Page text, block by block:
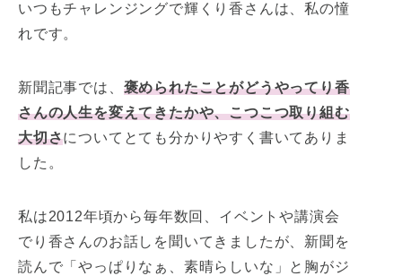
いつもチャレンジングで輝くり香さんは、私の憧
れです。
新聞記事では、 褒められたことがどうやってり香
さんの人生を変えてきたかや、こつこつ取り組む
大切さについてとても分かりやすく書いてありま
した。
私は2012年頃から毎年数回、イベントや講演会
でり香さんのお話しを聞いてきましたが、新聞を
読んで「やっぱりなぁ、素晴らしいな」と胸がジ